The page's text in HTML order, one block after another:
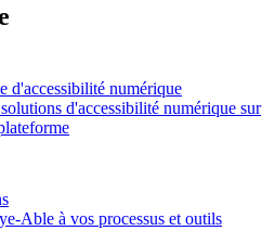
d'accessibilité numérique
d'accessibilité numérique sur
Able à vos processus et outils